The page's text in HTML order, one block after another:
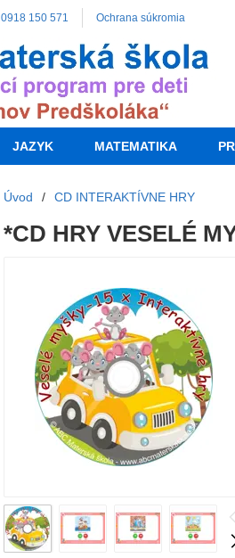
0918 150 571 Ochrana súkromia
JAZYK MATEMATIKA
Úvod / CD INTERAKTÍVNE HRY
*CD HRY VESELÉ